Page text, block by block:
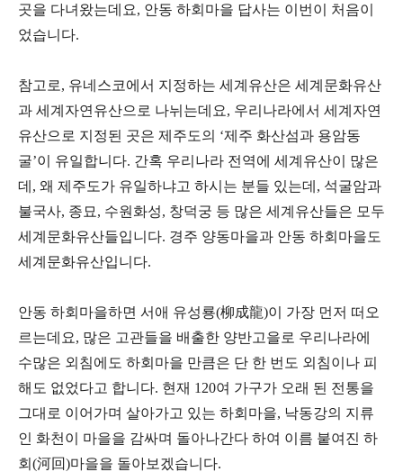
곳을 다녀왔는데요, 안동 하회마을 답사는 이번이 처음이
었습니다.
참고로, 유네스코에서 지정하는 세계유산은 세계문화유산
과 세계자연유산으로 나뉘는데요, 우리나라에서 세계자연
유산으로 지정된 곳은 제주도의 ‘제주 화산섬과 용암동
굴’이 유일합니다. 간혹 우리나라 전역에 세계유산이 많은
데, 왜 제주도가 유일하냐고 하시는 분들 있는데, 석굴암과
불국사, 종묘, 수원화성, 창덕궁 등 많은 세계유산들은 모두
세계문화유산들입니다. 경주 양동마을과 안동 하회마을도
세계문화유산입니다.
안동 하회마을하면 서애 유성룡(柳成龍)이 가장 먼저 떠오
르는데요, 많은 고관들을 배출한 양반고을로 우리나라에
수많은 외침에도 하회마을 만큼은 단 한 번도 외침이나 피
해도 없었다고 합니다. 현재 120여 가구가 오래 된 전통을
그대로 이어가며 살아가고 있는 하회마을, 낙동강의 지류
인 화천이 마을을 감싸며 돌아나간다 하여 이름 붙여진 하
회(河回)마을을 돌아보겠습니다.